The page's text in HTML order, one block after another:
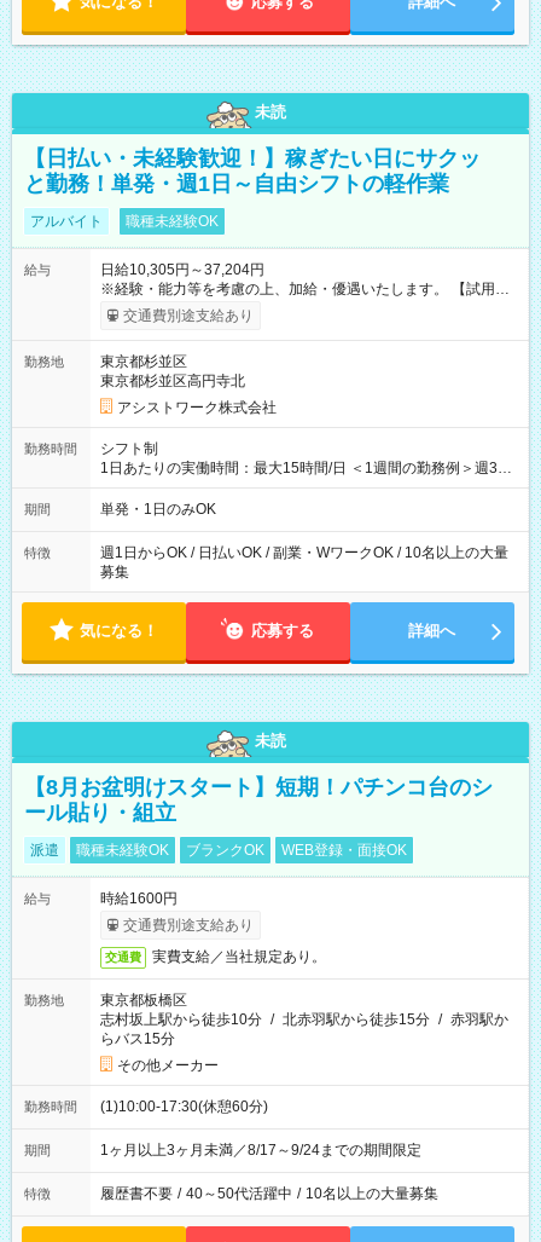
未読
【日払い・未経験歓迎！】稼ぎたい日にサクッ
と勤務！単発・週1日～自由シフトの軽作業
アルバイト 職種未経験OK
給与
日給10,305円～37,204円
※経験・能力等を考慮の上、加給・優遇いたします。 【試用期
間】試用期間なし
交通費別途支給あり
勤務地
東京都杉並区
東京都杉並区高円寺北
アシストワーク株式会社
勤務時間
シフト制
1日あたりの実働時間：最大15時間/日 ＜1週間の勤務例＞週3回
勤務 勤務：月・水・金 休み：火・木・土・日 好きな時にお仕事
可能です！ ※1日あたりの最大実働時間は日勤、夜勤共に勤務し
期間 単発・1日のみOK
特徴
週1日からOK / 日払いOK / 副業・WワークOK / 10名以上の大量
募集
気になる！ 応募する 詳細へ
未読
【8月お盆明けスタート】短期！パチンコ台のシ
ール貼り・組立
派遣 職種未経験OK ブランクOK WEB登録・面接OK
給与
時給1600円
交通費別途支給あり
交通費 実費支給／当社規定あり。
勤務地
東京都板橋区
志村坂上駅から徒歩10分 / 北赤羽駅から徒歩15分 / 赤羽駅か
らバス15分
その他メーカー
勤務時間 (1)10:00-17:30(休憩60分)
期間 1ヶ月以上3ヶ月未満／8/17～9/24までの期間限定
特徴 履歴書不要 / 40～50代活躍中 / 10名以上の大量募集